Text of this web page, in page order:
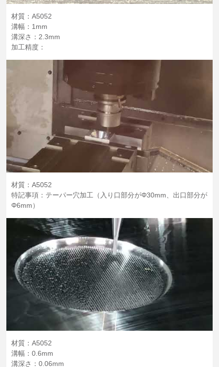
材質：A5052
溝幅：1mm
溝深さ：2.3mm
加工精度：
材質：A5052
特記事項：テーパー穴加工（入り口部分がΦ30mm、出口部分が
Φ6mm）
材質：A5052
溝幅：0.6mm
溝深さ：0.06mm